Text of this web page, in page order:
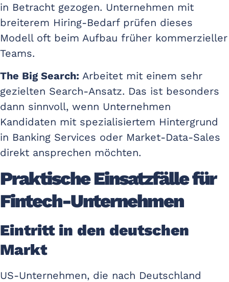
in Betracht gezogen. Unternehmen mit
breiterem Hiring-Bedarf prüfen dieses
Modell oft beim Aufbau früher kommerzieller
Teams.
The Big Search: Arbeitet mit einem sehr
gezielten Search-Ansatz. Das ist besonders
dann sinnvoll, wenn Unternehmen
Kandidaten mit spezialisiertem Hintergrund
in Banking Services oder Market-Data-Sales
direkt ansprechen möchten.
Praktische Einsatzfälle für
Fintech-Unternehmen
Eintritt in den deutschen
Markt
US-Unternehmen, die nach Deutschland